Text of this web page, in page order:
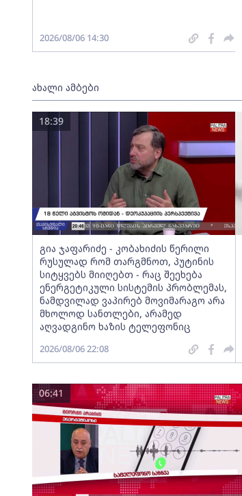
2026/08/06 14:30
ახალი ამბები
გია ჯაფარიძე - კობახიძის წერილი
რუსულად რომ თარგმნოთ, პუტინის
სიტყვებს მიიღებთ - რაც შეეხება
ენერგეტიკული სისტემის პრობლემას,
ნამდვილად ვაპირებ მოვიმარაგო არა
მხოლოდ სანთლები, არამედ
აღვადგინო ხაზის ტელეფონიც
18:39
2026/08/06 22:08
06:41